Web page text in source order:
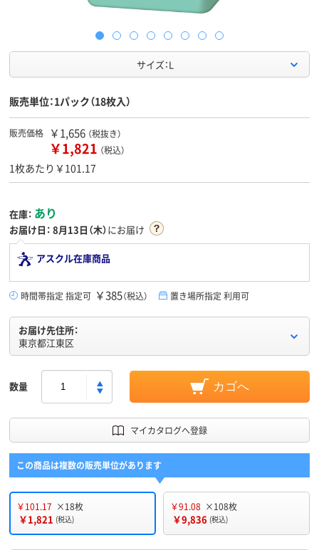
サイズ：L
販売単位：1パック（18枚入）
販売価格 ￥1,656 （税抜き）
￥1,821 （税込）
1枚あたり￥101.17
在庫： あり
お届け日： 8月13日（木）にお届け
アスクル在庫商品
時間帯指定 指定可 ￥385（税込） 置き場所指定 利用可
お届け先住所：
東京都江東区
数量 カゴへ
マイカタログへ登録
この商品は複数の販売単位があります
￥101.17 ×18枚
￥1,821 (税込)
￥91.08 ×108枚
￥9,836 (税込)